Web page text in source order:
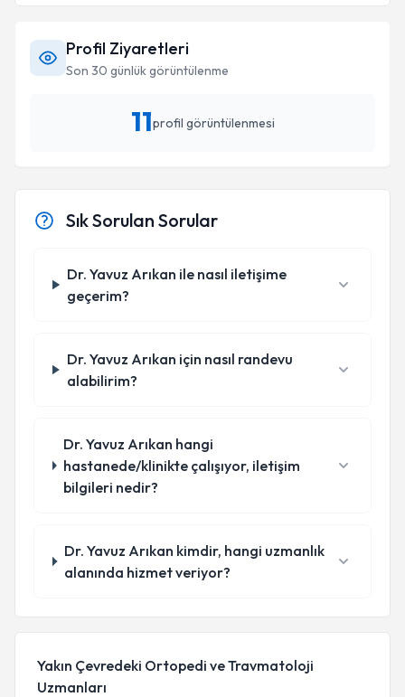
Profil Ziyaretleri
Son 30 günlük görüntülenme
11profil görüntülenmesi
Sık Sorulan Sorular
Dr. Yavuz Arıkan ile nasıl iletişime
geçerim?
Dr. Yavuz Arıkan için nasıl randevu
alabilirim?
Dr. Yavuz Arıkan hangi
hastanede/klinikte çalışıyor, iletişim
bilgileri nedir?
Dr. Yavuz Arıkan kimdir, hangi uzmanlık
alanında hizmet veriyor?
Yakın Çevredeki Ortopedi ve Travmatoloji
Uzmanları